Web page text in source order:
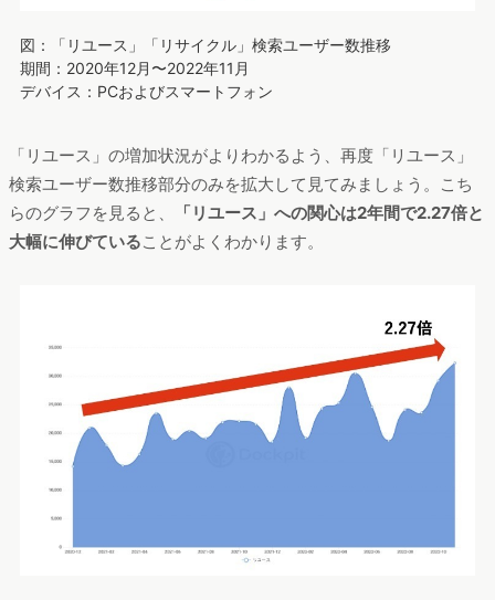
図：「リユース」「リサイクル」検索ユーザー数推移
期間：2020年12月〜2022年11月
デバイス：PCおよびスマートフォン
「リユース」の増加状況がよりわかるよう、再度「リユース」
検索ユーザー数推移部分のみを拡大して見てみましょう。こち
らのグラフを見ると、
「リユース」への関心は2年間で2.27倍と
大幅に伸びていることがよくわかります。